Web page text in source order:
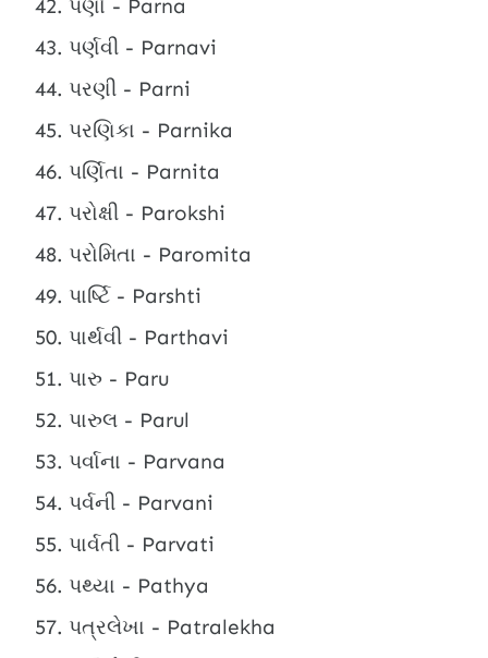
પર્ણા - Parna
પર્ણવી - Parnavi
પરણી - Parni
પરણિકા - Parnika
પર્ણિતા - Parnita
પરોક્ષી - Parokshi
પરોમિતા - Paromita
પાર્ષ્ટિ - Parshti
પાર્થવી - Parthavi
પારુ - Paru
પારુલ - Parul
પર્વાના - Parvana
પર્વની - Parvani
પાર્વતી - Parvati
પથ્યા - Pathya
પત્રલેખા - Patralekha